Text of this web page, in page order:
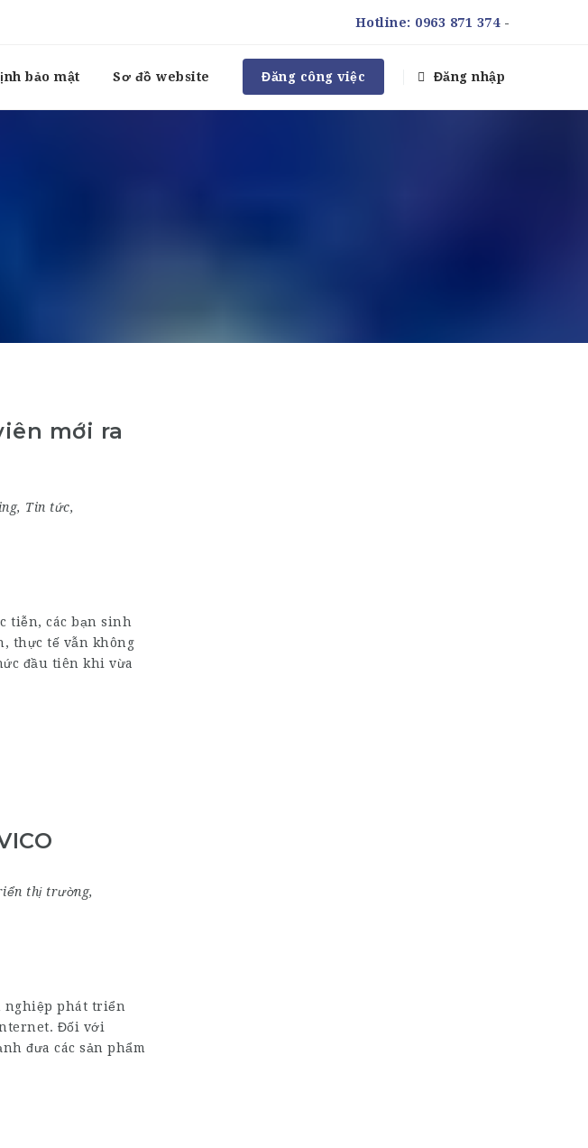
Hotline: 0963 871 374-
bảo mật Sơ đồ website Đăng công việc Đăng nhập
mới ra
, Tin tức,
tiễn, các bạn sinh
thực tế vẫn không
đầu tiên khi vừa
thị trường,
nghiệp phát triển
Đối với
đưa các sản phẩm